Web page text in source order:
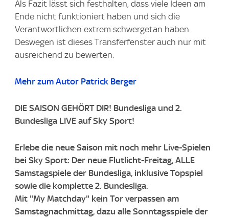
Als Fazit lässt sich festhalten, dass viele Ideen am
Ende nicht funktioniert haben und sich die
Verantwortlichen extrem schwergetan haben.
Deswegen ist dieses Transferfenster auch nur mit
ausreichend zu bewerten.
Mehr zum Autor Patrick Berger
DIE SAISON GEHÖRT DIR! Bundesliga und 2.
Bundesliga LIVE auf Sky Sport!
Erlebe die neue Saison mit noch mehr Live-Spielen
bei Sky Sport: Der neue Flutlicht-Freitag, ALLE
Samstagspiele der Bundesliga, inklusive Topspiel
sowie die komplette 2. Bundesliga.
Mit "My Matchday" kein Tor verpassen am
Samstagnachmittag, dazu alle Sonntagsspiele der